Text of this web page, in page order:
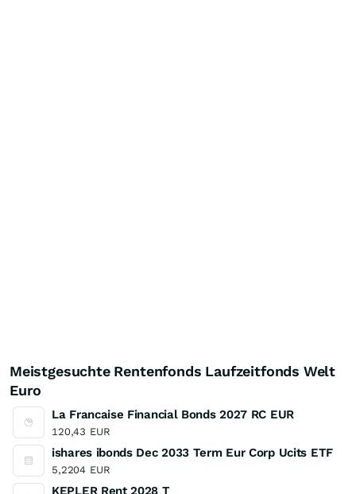
Meistgesuchte Rentenfonds Laufzeitfonds Welt
Euro
La Francaise Financial Bonds 2027 RC EUR
120,43 EUR
ishares ibonds Dec 2033 Term Eur Corp Ucits ETF
5,2204 EUR
KEPLER Rent 2028 T